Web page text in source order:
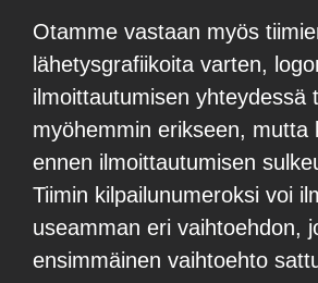
Otamme vastaan myös
lähetysgrafiikoita varten,
ilmoittautumisen yhteydessä
myöhemmin erikseen, mutta
ennen ilmoittautumisen
Tiimin kilpailunumeroksi voi
useamman eri vaihtoehdon,
ensimmäinen vaihtoehto